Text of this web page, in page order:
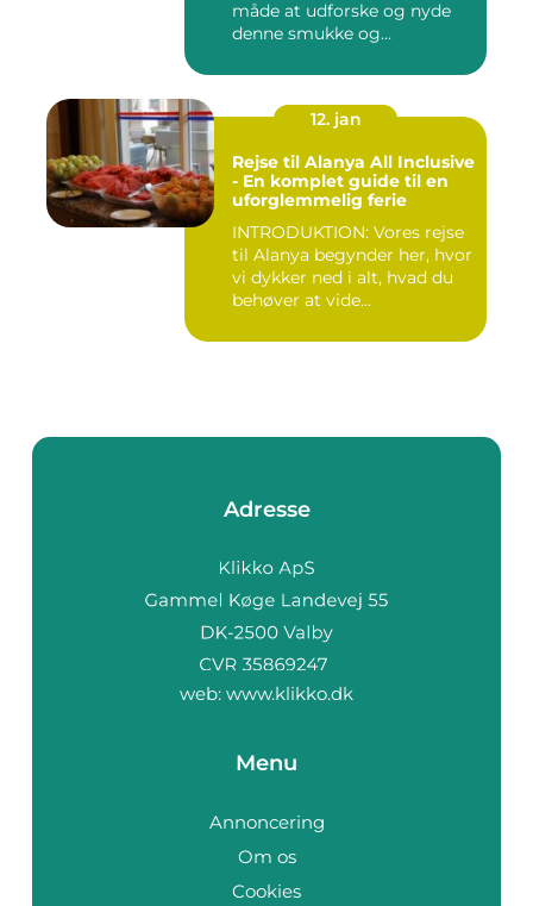
måde at udforske og nyde
denne smukke og...
12. jan
Rejse til Alanya All Inclusive
- En komplet guide til en
uforglemmelig ferie
INTRODUKTION: Vores rejse
til Alanya begynder her, hvor
vi dykker ned i alt, hvad du
behøver at vide...
Adresse
web: www.klikko.dk
Menu
Annoncering
Om os
Cookies